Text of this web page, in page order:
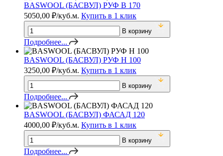
BASWOOL (БАСВУЛ) РУФ В 170
5050,00 ₽/куб.м. Купить в 1 клик
В корзину
Подробнее...
BASWOOL (БАСВУЛ) РУФ Н 100
3250,00 ₽/куб.м. Купить в 1 клик
В корзину
Подробнее...
BASWOOL (БАСВУЛ) ФАСАД 120
4000,00 ₽/куб.м. Купить в 1 клик
В корзину
Подробнее...